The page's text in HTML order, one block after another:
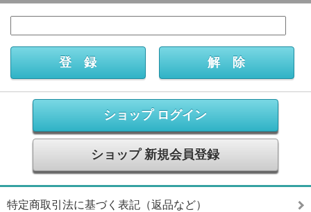
ショップ ログイン
ショップ 新規会員登録
特定商取引法に基づく表記（返品など）